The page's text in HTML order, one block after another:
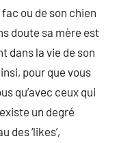
ou de son chien
doute sa mère est
dans la vie de son
pour que vous
qu’avec ceux qui
un degré
des ‘likes’,